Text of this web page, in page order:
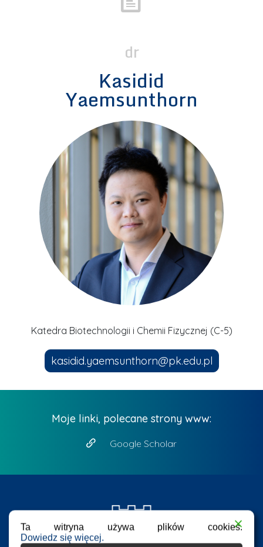
dr
Kasidid
Yaemsunthorn
Katedra Biotechnologii i Chemii Fizycznej (C-5)
kasidid.yaemsunthorn@pk.edu.pl
Moje linki, polecane strony www:
Google Scholar
Ta witryna używa plików cookies.
Dowiedz się więcej.